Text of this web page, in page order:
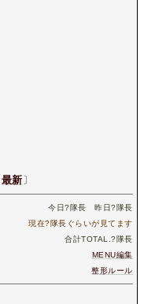
最新 〕
今日?隊長 昨日?隊長
現在?隊長ぐらいが見てます
合計TOTAL.?隊長
MENU編集
整形ルール